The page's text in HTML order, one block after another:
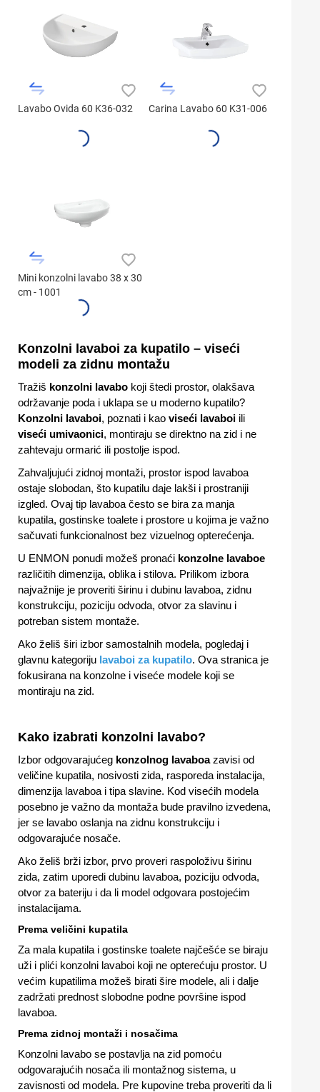
Lavabo Ovida 60 K36-032 Carina Lavabo 60 K31-006
Mini konzolni lavabo 38 x 30
cm - 1001
Konzolni lavaboi za kupatilo – viseći
modeli za zidnu montažu
Tražiš konzolni lavabo koji štedi prostor, olakšava
održavanje poda i uklapa se u moderno kupatilo?
Konzolni lavaboi, poznati i kao viseći lavaboi ili
viseći umivaonici, montiraju se direktno na zid i ne
zahtevaju ormarić ili postolje ispod.
Zahvaljujući zidnoj montaži, prostor ispod lavaboa
ostaje slobodan, što kupatilu daje lakši i prostraniji
izgled. Ovaj tip lavaboa često se bira za manja
kupatila, gostinske toalete i prostore u kojima je važno
sačuvati funkcionalnost bez vizuelnog opterećenja.
U ENMON ponudi možeš pronaći konzolne lavaboe
različitih dimenzija, oblika i stilova. Prilikom izbora
najvažnije je proveriti širinu i dubinu lavaboa, zidnu
konstrukciju, poziciju odvoda, otvor za slavinu i
potreban sistem montaže.
Ako želiš širi izbor samostalnih modela, pogledaj i
glavnu kategoriju lavaboi za kupatilo. Ova stranica je
fokusirana na konzolne i viseće modele koji se
montiraju na zid.
Kako izabrati konzolni lavabo?
Izbor odgovarajućeg konzolnog lavaboazavisi od
veličine kupatila, nosivosti zida, rasporeda instalacija,
dimenzija lavaboa i tipa slavine. Kod visećih modela
posebno je važno da montaža bude pravilno izvedena,
jer se lavabo oslanja na zidnu konstrukciju i
odgovarajuće nosače.
Ako želiš brži izbor, prvo proveri raspoloživu širinu
zida, zatim uporedi dubinu lavaboa, poziciju odvoda,
otvor za bateriju i da li model odgovara postojećim
instalacijama.
Prema veličini kupatila
Za mala kupatila i gostinske toalete najčešće se biraju
uži i plići konzolni lavaboi koji ne opterećuju prostor. U
većim kupatilima možeš birati šire modele, ali i dalje
zadržati prednost slobodne podne površine ispod
lavaboa.
Prema zidnoj montaži i nosačima
Konzolni lavabo se postavlja na zid pomoću
odgovarajućih nosača ili montažnog sistema, u
zavisnosti od modela. Pre kupovine treba proveriti da li